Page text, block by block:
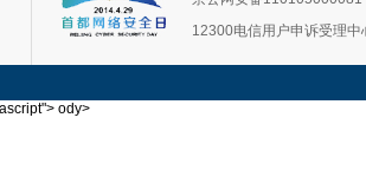
12300电信用户申诉受理中
ody>